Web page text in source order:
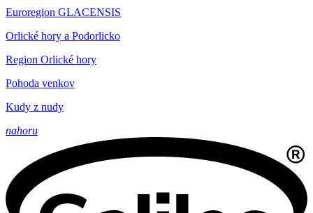
Euroregion GLACENSIS
Orlické hory a Podorlicko
Region Orlické hory
Pohoda venkov
Kudy z nudy
nahoru